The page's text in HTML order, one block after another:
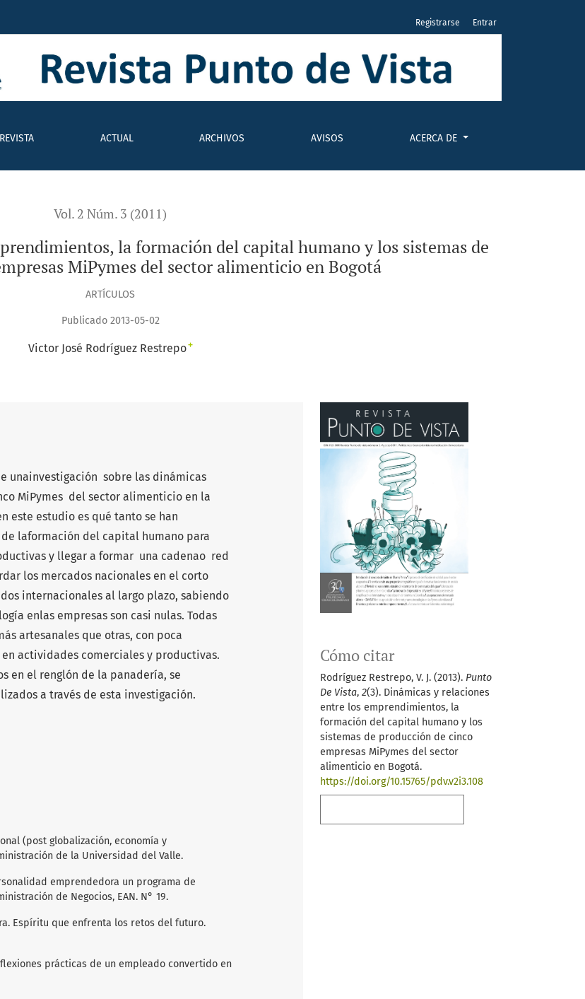
del capital humano y los sistemas de producción de cinco empresas MiPymes del sector alimenticio
ACTUAL ARCHIVOS AVISOS ACERCA DE
Registrarse Entrar
Vol. 2 Núm. 3 (2011)
la formación del capital humano y los sistemas de
MiPymes del sector alimenticio en Bogotá
ARTÍCULOS
Publicado 2013-05-02
Victor José Rodríguez Restrepo+
Cómo citar
Rodríguez Restrepo, V. J. (2013). Punto
De Vista, 2(3). Dinámicas y relaciones
entre los emprendimientos, la
formación del capital humano y los
sistemas de producción de cinco
empresas MiPymes del sector
alimenticio en Bogotá.
https://doi.org/10.15765/pdv.v2i3.108
unainvestigación sobre las dinámicas
MiPymes del sector alimenticio en la
este estudio es qué tanto se han
laformación del capital humano para
y llegar a formar una cadenao red
los mercados nacionales en el corto
internacionales al largo plazo, sabiendo
enlas empresas son casi nulas. Todas
artesanales que otras, con poca
actividades comerciales y productivas.
en el renglón de la panadería, se
a través de esta investigación.
(post globalización, economía y
de la Universidad del Valle.
emprendedora un programa de
de Negocios, EAN. N° 19.
Espíritu que enfrenta los retos del futuro.
prácticas de un empleado convertido en